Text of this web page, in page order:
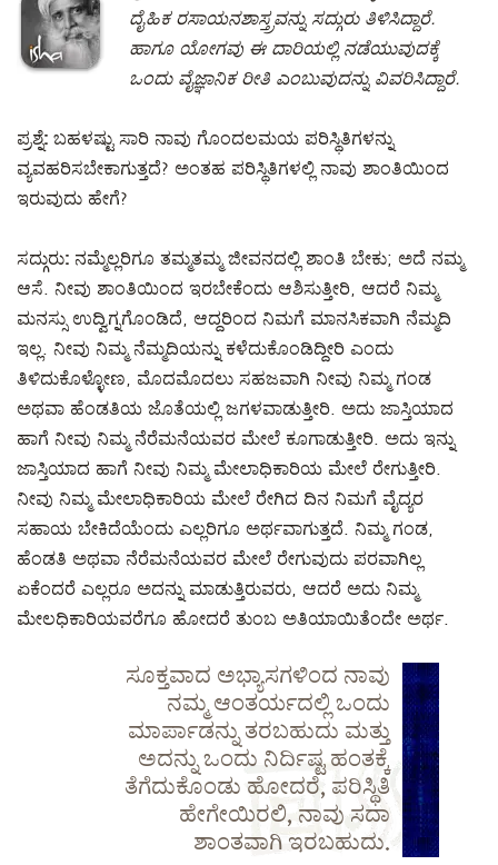
ದೈಹಿಕ ರಸಾಯನಶಾಸ್ತ್ರವನ್ನು ಸದ್ಗುರು ತಿಳಿಸಿದ್ದಾರೆ.
ಹಾಗೂ ಯೋಗವು ಈ ದಾರಿಯಲ್ಲಿ ನಡೆಯುವುದಕ್ಕೆ
ಒಂದು ವೈಜ್ಞಾನಿಕ ರೀತಿ ಎಂಬುವುದನ್ನು ವಿವರಿಸಿದ್ದಾರೆ.
ಪ್ರಶ್ನೆ: ಬಹಳಷ್ಟು ಸಾರಿ ನಾವು ಗೊಂದಲಮಯ ಪರಿಸ್ಥಿತಿಗಳನ್ನು
ವ್ಯವಹರಿಸಬೇಕಾಗುತ್ತದೆ? ಅಂತಹ ಪರಿಸ್ಥಿತಿಗಳಲ್ಲಿ ನಾವು ಶಾಂತಿಯಿಂದ
ಇರುವುದು ಹೇಗೆ?
ಸದ್ಗುರು: ನಮ್ಮೆಲ್ಲರಿಗೂ ತಮ್ಮತಮ್ಮ ಜೀವನದಲ್ಲಿ ಶಾಂತಿ ಬೇಕು; ಅದೆ ನಮ್ಮ
ಆಸೆ. ನೀವು ಶಾಂತಿಯಿಂದ ಇರಬೇಕೆಂದು ಆಶಿಸುತ್ತೀರಿ, ಆದರೆ ನಿಮ್ಮ
ಮನಸ್ಸು ಉದ್ವಿಗ್ನಗೊಂಡಿದೆ, ಆದ್ದರಿಂದ ನಿಮಗೆ ಮಾನಸಿಕವಾಗಿ ನೆಮ್ಮದಿ
ಇಲ್ಲ. ನೀವು ನಿಮ್ಮ ನೆಮ್ಮದಿಯನ್ನು ಕಳೆದುಕೊಂಡಿದ್ದೀರಿ ಎಂದು
ತಿಳಿದುಕೊಳ್ಳೋಣ, ಮೊದಮೊದಲು ಸಹಜವಾಗಿ ನೀವು ನಿಮ್ಮ ಗಂಡ
ಅಥವಾ ಹೆಂಡತಿಯ ಜೊತೆಯಲ್ಲಿ ಜಗಳವಾಡುತ್ತೀರಿ. ಅದು ಜಾಸ್ತಿಯಾದ
ಹಾಗೆ ನೀವು ನಿಮ್ಮ ನೆರೆಮನೆಯವರ ಮೇಲೆ ಕೂಗಾಡುತ್ತೀರಿ. ಅದು ಇನ್ನು
ಜಾಸ್ತಿಯಾದ ಹಾಗೆ ನೀವು ನಿಮ್ಮ ಮೇಲಾಧಿಕಾರಿಯ ಮೇಲೆ ರೇಗುತ್ತೀರಿ.
ನೀವು ನಿಮ್ಮ ಮೇಲಾಧಿಕಾರಿಯ ಮೇಲೆ ರೇಗಿದ ದಿನ ನಿಮಗೆ ವೈದ್ಯರ
ಸಹಾಯ ಬೇಕಿದೆಯೆಂದು ಎಲ್ಲರಿಗೂ ಅರ್ಥವಾಗುತ್ತದೆ. ನಿಮ್ಮ ಗಂಡ,
ಹೆಂಡತಿ ಅಥವಾ ನೆರೆಮನೆಯವರ ಮೇಲೆ ರೇಗುವುದು ಪರವಾಗಿಲ್ಲ
ಏಕೆಂದರೆ ಎಲ್ಲರೂ ಅದನ್ನು ಮಾಡುತ್ತಿರುವರು, ಆದರೆ ಅದು ನಿಮ್ಮ
ಮೇಲಧಿಕಾರಿಯವರೆಗೂ ಹೋದರೆ ತುಂಬ ಅತಿಯಾಯಿತೆಂದೇ ಅರ್ಥ.
ಸೂಕ್ತವಾದ ಅಭ್ಯಾಸಗಳಿಂದ ನಾವು
ನಮ್ಮ ಆಂತರ್ಯದಲ್ಲಿ ಒಂದು
ಮಾರ್ಪಾಡನ್ನು ತರಬಹುದು ಮತ್ತು
ಅದನ್ನು ಒಂದು ನಿರ್ದಿಷ್ಟ ಹಂತಕ್ಕೆ
ತೆಗೆದುಕೊಂಡು ಹೋದರೆ, ಪರಿಸ್ಥಿತಿ
ಹೇಗೇಯಿರಲಿ, ನಾವು ಸದಾ
ಶಾಂತವಾಗಿ ಇರಬಹುದು.